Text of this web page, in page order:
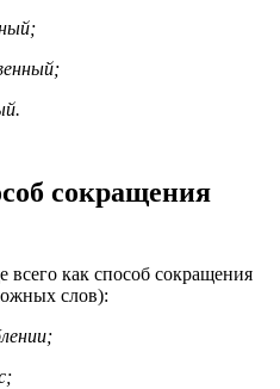
сокращения
всего как способ сокращения
слов):